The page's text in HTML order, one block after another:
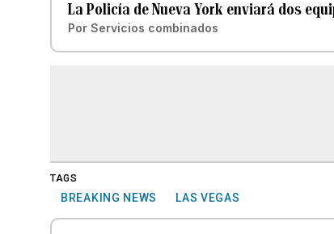
La Policía de Nueva York enviará dos
Por Servicios combinados
TAGS
BREAKING NEWS LAS VEGAS